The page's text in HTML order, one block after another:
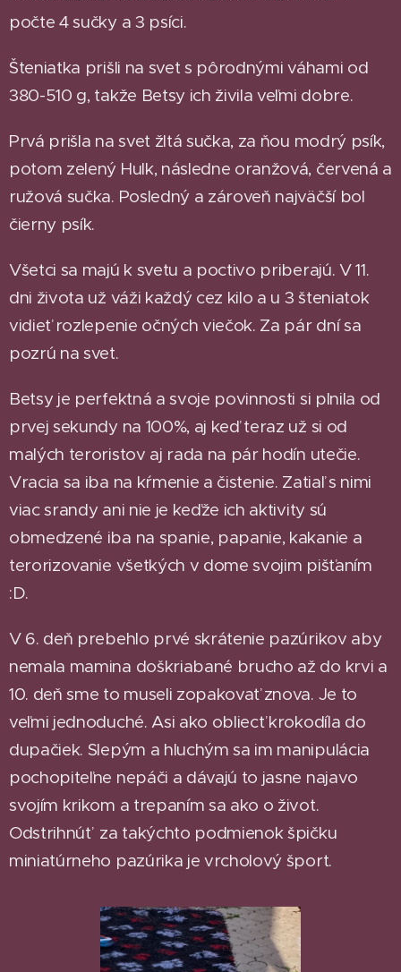
počte 4 sučky a 3 psíci.
Šteniatka prišli na svet s pôrodnými váhami od
380-510 g, takže Betsy ich živila veľmi dobre.
Prvá prišla na svet žltá sučka, za ňou modrý psík,
potom zelený Hulk, následne oranžová, červená a
ružová sučka. Posledný a zároveň najväčší bol
čierny psík.
Všetci sa majú k svetu a poctivo priberajú. V 11.
dni života už váži každý cez kilo a u 3 šteniatok
vidieť rozlepenie očných viečok. Za pár dní sa
pozrú na svet.
Betsy je perfektná a svoje povinnosti si plnila od
prvej sekundy na 100%, aj keď teraz už si od
malých teroristov aj rada na pár hodín utečie.
Vracia sa iba na kŕmenie a čistenie. Zatiaľ s nimi
viac srandy ani nie je keďže ich aktivity sú
obmedzené iba na spanie, papanie, kakanie a
terorizovanie všetkých v dome svojim pišťaním
:D.
V 6. deň prebehlo prvé skrátenie pazúrikov aby
nemala mamina doškriabané brucho až do krvi a
10. deň sme to museli zopakovať znova. Je to
veľmi jednoduché. Asi ako obliecť krokodíla do
dupačiek. Slepým a hluchým sa im manipulácia
pochopiteľne nepáči a dávajú to jasne najavo
svojím krikom a trepaním sa ako o život.
Odstrihnúť za takýchto podmienok špičku
miniatúrneho pazúrika je vrcholový šport.